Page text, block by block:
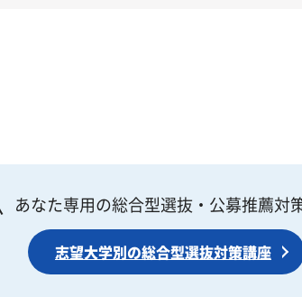
あなた専用の総合型選抜・公募推薦対
志望大学別の総合型選抜対策講座